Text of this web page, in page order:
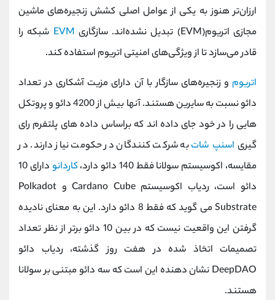
ارزان‌تر هنوز به یکی از عوامل اصلی کشش زنجیره‌های ماشین
مجازی اتریوم(EVM) تبدیل نشده‌اند. سازگاری
EVM شبکه را
قادر می‌سازد تا از ویژگی‌های امنیتی اتریوم استفاده کند.
اتریوم و زنجیره‌های سازگار با آن دارای مزیت آشکاری در تعداد
دائو نسبت به سایرین هستند. آنها بیش از 4200 دائو و پروتکل
هایی را در خود جای داده اند که براساس داده های پلتفرم رای
گیری اسنپ شاتبه شرکت کنندگان در حکومت نیاز دارند. در
مقایسه، اکوسیستم سولانا فقط 140 دائو دارد،
کاردانو
دارای 10
دائو است، ردیاب اکوسیستم Cardano Cube و Polkadot
Substrate می گوید که فقط 8 دائو دارد. این به معنای نادیده
گرفتن این واقعیت نیست که در بین 10 دائو برتر از نظر تعداد
تصمیمات اتخاذ شده در هفت روز گذشته، ردیاب دائو
DeepDAO نشان دهنده این است که سه دائو مبتنی بر سولانا
هستند.